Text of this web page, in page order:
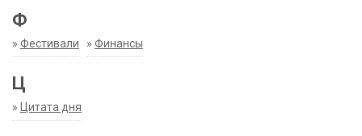
Ф
» Фестивали » Финансы
Ц
» Цитата дня